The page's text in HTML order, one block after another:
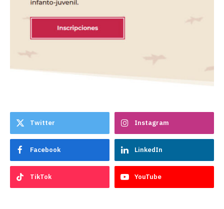
Twitter Instagram
Facebook LinkedIn
TikTok YouTube